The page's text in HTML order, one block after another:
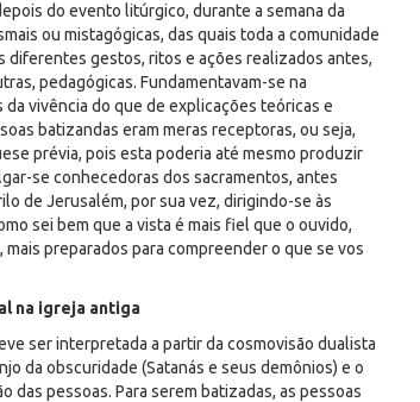
do evento litúrgico, durante a semana da
ou mistagógicas, das quais toda a comunidade
diferentes gestos, ritos e ações realizados antes,
pedagógicas. Fundamentavam-se na
vivência do que de explicações teóricas e
batizandas eram meras receptoras, ou seja,
prévia, pois esta poderia até mesmo produzir
se conhecedoras dos sacramentos, antes
de Jerusalém, por sua vez, dirigindo-se às
sei bem que a vista é mais fiel que o ouvido,
preparados para compreender o que se vos
na igreja antiga
ser interpretada a partir da cosmovisão dualista
da obscuridade (Satanás e seus demônios) e o
pessoas. Para serem batizadas, as pessoas